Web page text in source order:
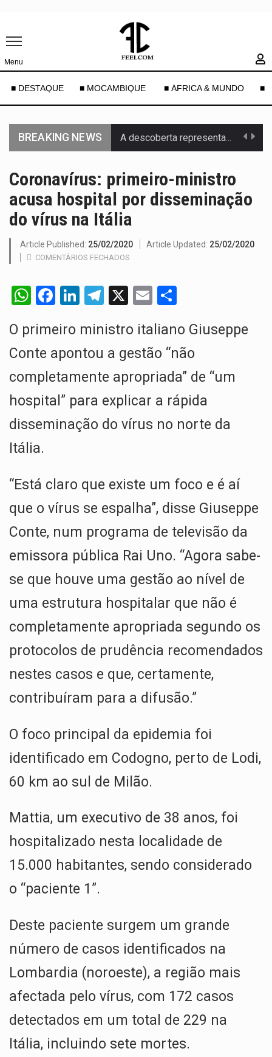
Menu
■ DESTAQUE ■ MOCAMBIQUE ■ ÁFRICA & MUNDO ■
BREAKING NEWS A descoberta representa um marco para a astronomia moderna. Embora…
De acordo com as autoridades de saúde da Faixa de…
A cidade de Bunia, capital da província de Ituri, tornou-se…
A nova legislação estabelece um prazo de 180 dias para…
Coronavírus: primeiro-ministro
acusa hospital por disseminação
do vírus na Itália
Article Published: 25/02/2020 Article Updated: 25/02/2020
COMENTÁRIOS FECHADOS
W
at
s
A
p
p
F
ce
b
o
o
k
Li
ke
dI
n
T
e
gr
a
m
X
E
ail ar
e
O primeiro ministro italiano Giuseppe
Conte apontou a gestão “não
completamente apropriada” de “um
hospital” para explicar a rápida
disseminação do vírus no norte da
Itália.
“Está claro que existe um foco e é aí
que o vírus se espalha”, disse Giuseppe
Conte, num programa de televisão da
emissora pública Rai Uno. “Agora sabe-
se que houve uma gestão ao nível de
uma estrutura hospitalar que não é
completamente apropriada segundo os
protocolos de prudência recomendados
nestes casos e que, certamente,
contribuíram para a difusão.”
O foco principal da epidemia foi
identificado em Codogno, perto de Lodi,
60 km ao sul de Milão.
Mattia, um executivo de 38 anos, foi
hospitalizado nesta localidade de
15.000 habitantes, sendo considerado
o “paciente 1”.
Deste paciente surgem um grande
número de casos identificados na
Lombardia (noroeste), a região mais
afectada pelo vírus, com 172 casos
detectados em um total de 229 na
Itália, incluindo sete mortes.